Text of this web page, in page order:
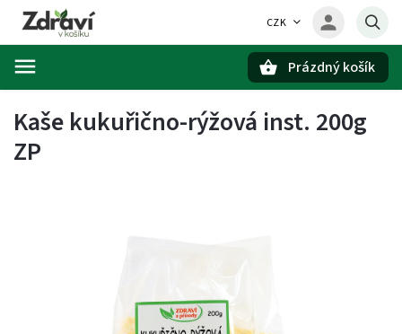
CZK
Prázdný košík
Kaše kukuřično-rýžová inst. 200g
ZP